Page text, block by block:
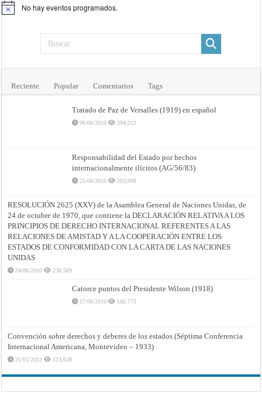
Aviso No hay eventos programados.
Reciente Popular Comentarios Tags
Tratado de Paz de Versalles (1919) en español
06/06/2010 394,012
Responsabilidad del Estado por hechos
internacionalmente ilícitos (AG/56/83)
25/06/2010 263,008
RESOLUCIÓN 2625 (XXV) de la Asamblea General de Naciones Unidas, de
24 de octubre de 1970, que contiene la DECLARACIÓN RELATIVA A LOS
PRINCIPIOS DE DERECHO INTERNACIONAL REFERENTES A LAS
RELACIONES DE AMISTAD Y A LA COOPERACIÓN ENTRE LOS
ESTADOS DE CONFORMIDAD CON LA CARTA DE LAS NACIONES
UNIDAS
24/06/2010 238,589
Catorce puntos del Presidente Wilson (1918)
17/06/2010 166,773
Convención sobre derechos y deberes de los estados (Séptima Conferencia
Internacional Americana, Montevideo – 1933)
21/01/2013 123,628